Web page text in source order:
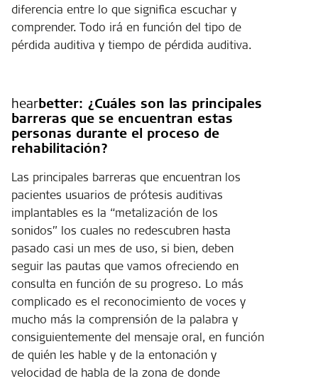
diferencia entre lo que significa escuchar y
comprender. Todo irá en función del tipo de
pérdida auditiva y tiempo de pérdida auditiva.
hearbetter: ¿Cuáles son las principales
barreras que se encuentran estas
personas durante el proceso de
rehabilitación?
Las principales barreras que encuentran los
pacientes usuarios de prótesis auditivas
implantables es la “metalización de los
sonidos” los cuales no redescubren hasta
pasado casi un mes de uso, si bien, deben
seguir las pautas que vamos ofreciendo en
consulta en función de su progreso. Lo más
complicado es el reconocimiento de voces y
mucho más la comprensión de la palabra y
consiguientemente del mensaje oral, en función
de quién les hable y de la entonación y
velocidad de habla de la zona de donde